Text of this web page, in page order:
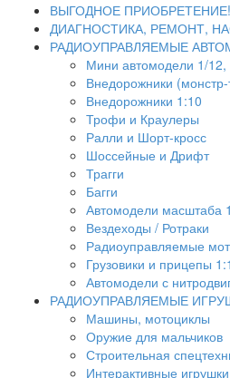
ВЫГОДНОЕ
ДИАГНОСТИКА, РЕМОНТ,
РАДИОУПРАВЛЯЕМЫЕ
Мини автомодели 1/
Внедорожники (монстр-
Внедорожники 1:10
Трофи и Краулеры
Ралли и Шорт-кросс
Шоссейные и Дрифт
Трагги
Багги
Автомодели масштаба
Вездеходы / Ротраки
Радиоуправляемые
Грузовики и прицепы
Автомодели с
РАДИОУПРАВЛЯЕМЫЕ
Машины, мотоциклы
Оружие для мальчиков
Строительная
Интерактивные игрушки